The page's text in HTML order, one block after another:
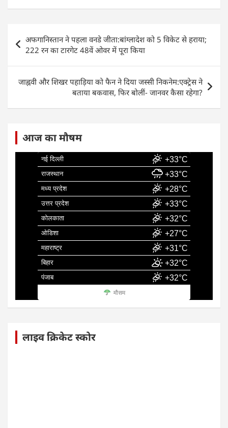
c
e
b
o
o
at
s
A
p
p
k
e
dI
n
ai
l
ar
e
navigation
अफगानिस्तान ने पहला वनडे जीता:बांग्लादेश को 5 विकेट से हराया;
222 रन का टारगेट 48वें ओवर में पूरा किया
जाह्नवी और शिखर पहाड़िया को फैन ने दिया जस्सी निकनेम:एक्ट्रेस ने
बताया बकवास, फिर बोलीं- जानवर कैसा रहेगा?
आज का मौषम
नई दिल्ली +33°C
राजस्थान +33°C
मध्य प्रदेश +28°C
उत्तर प्रदेश +33°C
कोलकाता +32°C
ओडिशा +27°C
महाराष्ट्र +31°C
बिहार +32°C
पंजाब +32°C
मौसम
लाइव क्रिकेट स्कोर